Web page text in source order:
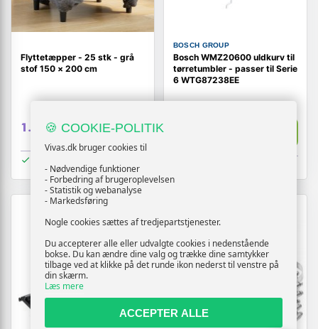
Flyttetæpper - 25 stk - grå
stof 150 × 200 cm
1.719,- Vis
BOSCH GROUP
Bosch WMZ20600 uldkurv til
tørretumbler - passer til Serie
6 WTG87238EE
🍪 COOKIE-POLITIK
Vivas.dk bruger cookies til
- Nødvendige funktioner
- Forbedring af brugeroplevelsen
- Statistik og webanalyse
- Markedsføring
Nogle cookies sættes af tredjepartstjenester.
Du accepterer alle eller udvalgte cookies i nedenstående
bokse. Du kan ændre dine valg og trække dine samtykker
tilbage ved at klikke på det runde ikon nederst til venstre på
din skærm.
Læs mere
ACCEPTER ALLE